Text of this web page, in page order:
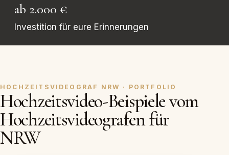
ab 2.000 €
Investition für eure Erinnerungen
HOCHZEITSVIDEOGRAF NRW · PORTFOLIO
Hochzeitsvideo-Beispiele vom
Hochzeitsvideografen für
NRW